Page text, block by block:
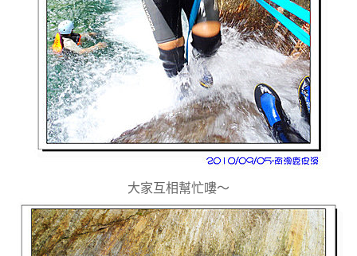
大家互相幫忙嘍～